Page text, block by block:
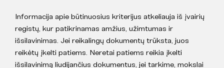
Informacija apie būtinuosius kriterijus atkeliauja iš įvairių
registų, kur patikrinamas amžius, užimtumas ir
išsilavinimas. Jei reikalingų dokumentų trūksta, juos
reikėtų įkelti patiems. Neretai patiems reikia įkelti
išsilavinimą liudijančius dokumentus, jei tarkime, mokslai